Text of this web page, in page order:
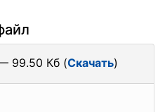
99.50 Кб (Скачать)